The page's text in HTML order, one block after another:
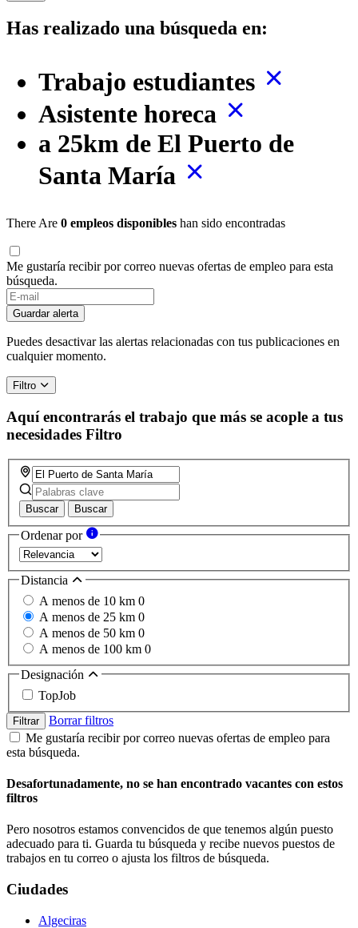
Has realizado una búsqueda en:
Trabajo estudiantes
Asistente horeca
a 25km de El Puerto de
Santa María
There Are 0 empleos disponibles han sido encontradas
Me gustaría recibir por correo nuevas ofertas de empleo para esta
búsqueda.
If
you
are
a
human,
ignore
this
field
Guardar alerta
Puedes desactivar las alertas relacionadas con tus publicaciones en
cualquier momento.
Filtro
Aquí encontrarás el trabajo que más se acople a tus
necesidades Filtro
Buscar Buscar
Ordenar por
Distancia
A menos de 10 km 0
A menos de 25 km 0
A menos de 50 km 0
A menos de 100 km 0
Designación
TopJob
Filtrar
Borrar filtros
Me gustaría recibir por correo nuevas ofertas de empleo para
esta búsqueda.
Desafortunadamente, no se han encontrado vacantes con estos
filtros
Pero nosotros estamos convencidos de que tenemos algún puesto
adecuado para ti. Guarda tu búsqueda y recibe nuevos puestos de
trabajos en tu correo o ajusta los filtros de búsqueda.
Ciudades
Algeciras